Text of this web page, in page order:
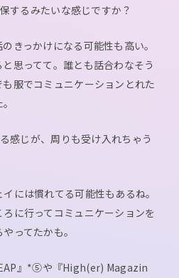
するみたいな感じですか？
きっかけになる可能性も高い。
思ってて。誰とも話合わなそう
服でコミュニケーションとれた
感じが、周りも受け入れちゃう
には慣れてる可能性もあるね。
に行ってコミュニケーションを
ってたかも。
』*⑤や『High(er) Magazin